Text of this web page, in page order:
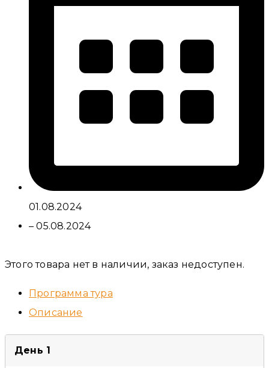
01.08.2024
– 05.08.2024
Этого товара нет в наличии, заказ недоступен.
Программа тура
Описание
День 1